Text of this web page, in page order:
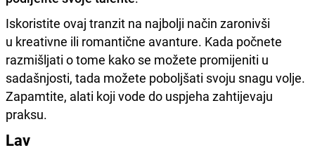
Iskoristite ovaj tranzit na najbolji način zaronivši
u kreativne ili romantične avanture. Kada počnete
razmišljati o tome kako se možete promijeniti u
sadašnjosti, tada možete poboljšati svoju snagu volje.
Zapamtite, alati koji vode do uspjeha zahtijevaju
praksu.
Lav